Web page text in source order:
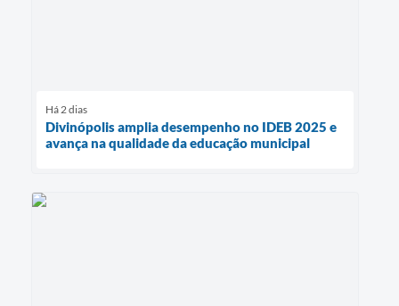
Há 2 dias
Divinópolis amplia desempenho no IDEB 2025 e
avança na qualidade da educação municipal